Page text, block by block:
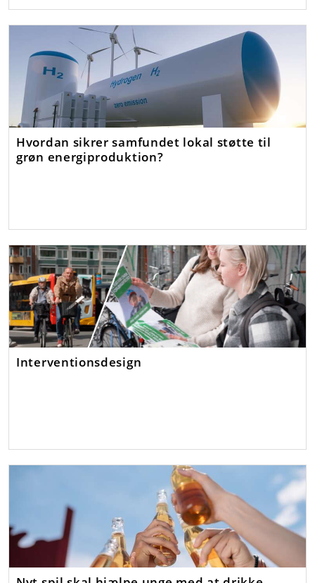
Hvordan sikrer samfundet lokal støtte til
grøn energiproduktion?
Interventionsdesign